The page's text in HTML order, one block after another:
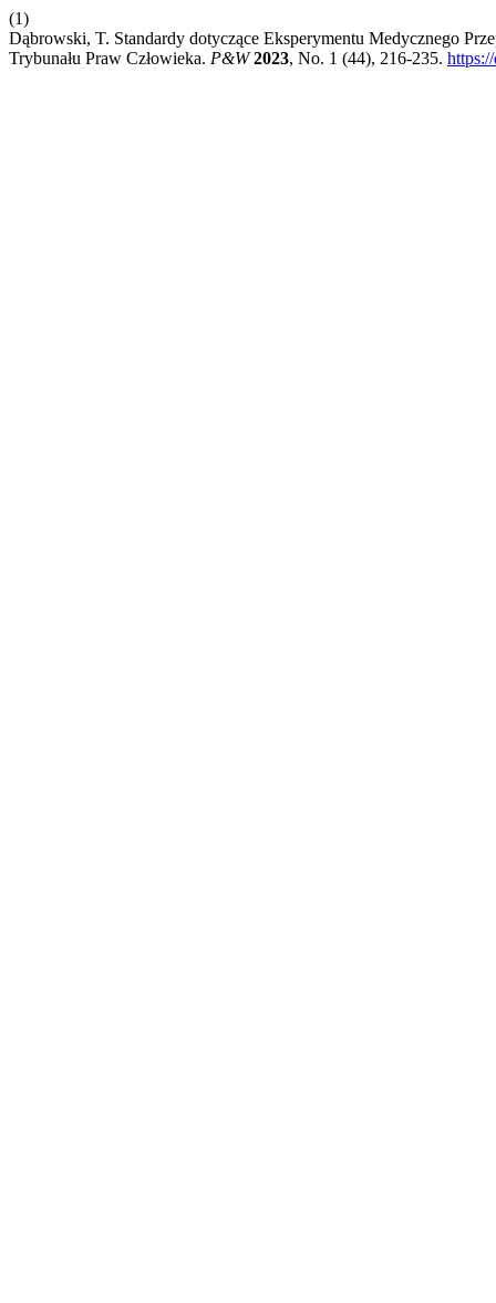
(1)
Dąbrowski, T. Standardy dotyczące Eksperymentu Medycznego
Trybunału Praw Człowieka. P&W 2023, No. 1 (44), 216-235.